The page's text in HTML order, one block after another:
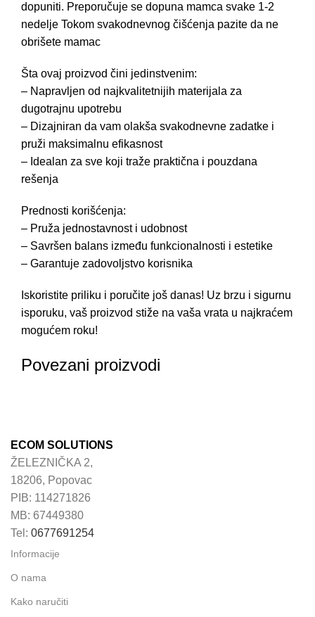
dopuniti. Preporučuje se dopuna mamca svake 1-2
nedelje Tokom svakodnevnog čišćenja pazite da ne
obrišete mamac
Šta ovaj proizvod čini jedinstvenim:
– Napravljen od najkvalitetnijih materijala za
dugotrajnu upotrebu
– Dizajniran da vam olakša svakodnevne zadatke i
pruži maksimalnu efikasnost
– Idealan za sve koji traže praktična i pouzdana
rešenja
Prednosti korišćenja:
– Pruža jednostavnost i udobnost
– Savršen balans između funkcionalnosti i estetike
– Garantuje zadovoljstvo korisnika
Iskoristite priliku i poručite još danas! Uz brzu i sigurnu
isporuku, vaš proizvod stiže na vaša vrata u najkraćem
mogućem roku!
Povezani proizvodi
ECOM SOLUTIONS
ŽELEZNIČKA 2,
18206, Popovac
PIB: 114271826
MB: 67449380
Tel: 0677691254
Informacije
O nama
Kako naručiti